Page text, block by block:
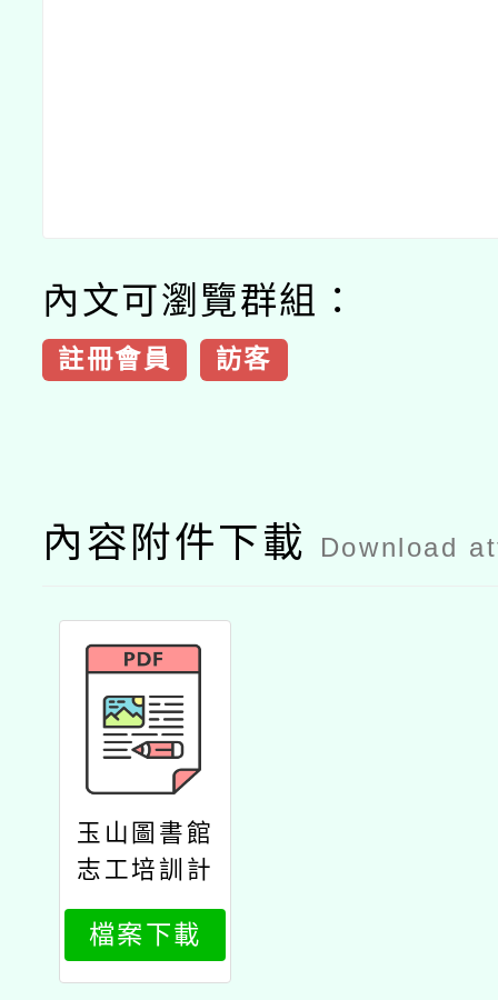
內文可瀏覽群組：
註冊會員 訪客
內容附件下載 Download
玉山圖書館
志工培訓計
畫
檔案下載